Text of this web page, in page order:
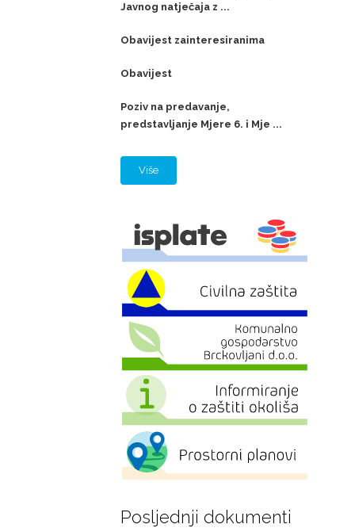
Javnog natječaja z ...
Obavijest zainteresiranima
Obavijest
Poziv na predavanje,
predstavljanje Mjere 6. i Mje ...
Više
Posljednji dokumenti